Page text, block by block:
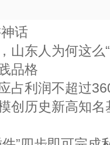
话
山东人为何这么
品格
占利润不超过
创历史新高知